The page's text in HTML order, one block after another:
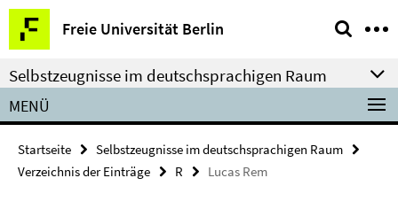
Springe
direkt
zu
Inhalt
Freie Universität Berlin
Service-
Navigation
Selbstzeugnisse im deutschsprachigen Raum
MENÜ
Startseite
Selbstzeugnisse im deutschsprachigen Raum
Verzeichnis der Einträge
R Lucas Rem